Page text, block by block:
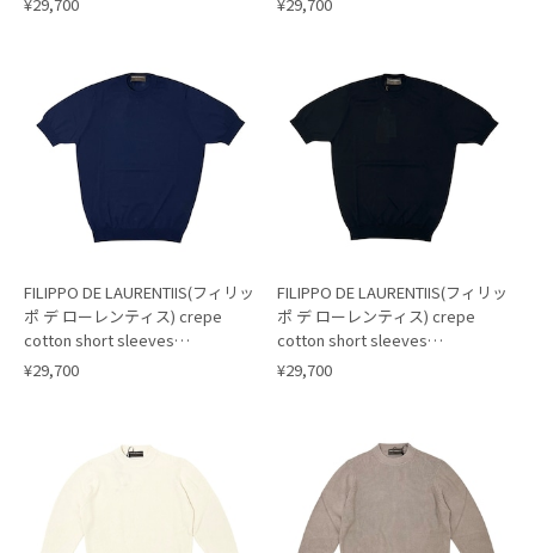
FILIPPO DE LAURENTIIS(フィリッ
ポ デ ローレンティス) crepe
cotton short sleeves
knit/NAVY(880)
¥29,700
FILIPPO DE LAURENTIIS(フィリッ
ポ デ ローレンティス) crepe
cotton short sleeves
knit/BLACK(990)
¥29,700